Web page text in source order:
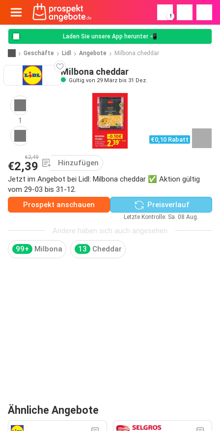
!
Laden Sie unsere App herunter 📲
Geschäfte Lidl Angebote Milbona cheddar
Milbona cheddar
Gültig von 29 März bis 31 Dez.
1
€0,10 Rabatt
€2,49
€2,39
Hinzufügen
Jetzt im Angebot bei Lidl: Milbona cheddar ✅ Aktion gültig
vom 29-03 bis 31-12.
Prospekt anschauen
Preisverlauf
Letzte Kontrolle: Sa. 08 Aug.
Andere haben sich auch angesehen
99+ Milbona 13 Cheddar
Ähnliche Angebote